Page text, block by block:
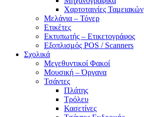
Χαρτοταινίες Ταμειακών
Μελάνια – Τόνερ
Ετικέτες
Εκτυπωτής – Ετικετογράφος
Εξοπλισμός POS / Scanners
Σχολικά
Μεγεθυντικοί Φακοί
Μουσική – Όργανα
Τσάντες
Πλάτης
Τρόλευ
Κασετίνες